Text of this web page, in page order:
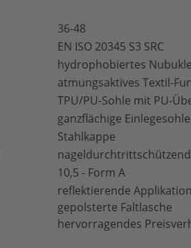
36-48
EN ISO 20345 S3 SRC
hydrophobiertes
atmungsaktives Textil-
TPU/PU-Sohle mit PU-
ganzflächige Einlegesohle
Stahlkappe
10,5 - Form A
reflektierende
gepolsterte Faltlasche
hervorragendes